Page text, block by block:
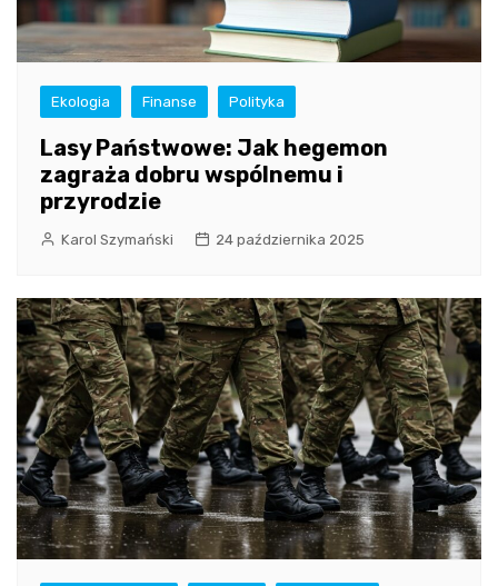
Ekologia Finanse Polityka
Lasy Państwowe: Jak hegemon
zagraża dobru wspólnemu i
przyrodzie
Karol Szymański 24 października 2025